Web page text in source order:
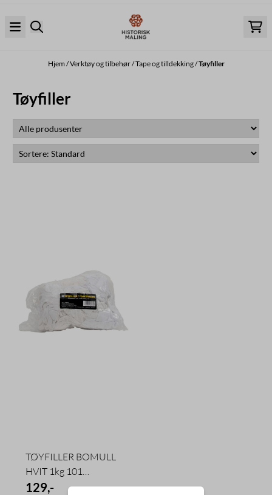
Hjem /Verktøy og tilbehør/Tape og tilldekking/Tøyfiller
Tøyfiller
TØYFILLER BOMULL
HVIT 1kg 101
RELEKTA
129,-